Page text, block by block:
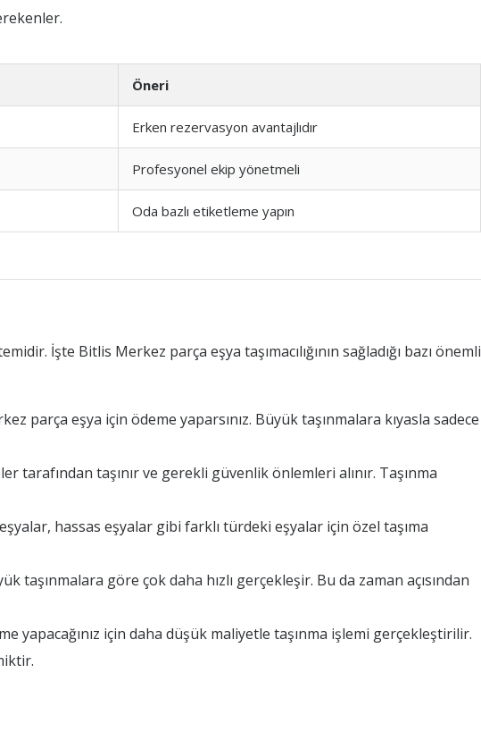
Öneri
Erken rezervasyon avantajlıdır
Profesyonel ekip yönetmeli
Oda bazlı etiketleme yapın
İşte Bitlis Merkez parça eşya taşımacılığının sağladığı bazı önemli
parça eşya için ödeme yaparsınız. Büyük taşınmalara kıyasla sadece
tarafından taşınır ve gerekli güvenlik önlemleri alınır. Taşınma
hassas eşyalar gibi farklı türdeki eşyalar için özel taşıma
taşınmalara göre çok daha hızlı gerçekleşir. Bu da zaman açısından
yapacağınız için daha düşük maliyetle taşınma işlemi gerçekleştirilir.